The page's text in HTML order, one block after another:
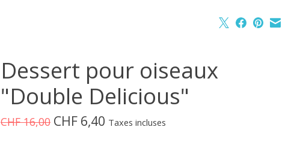
Dessert pour oiseaux
"Double Delicious"
CHF 16,00 CHF 6,40 Taxes incluses